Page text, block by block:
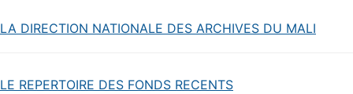
LA DIRECTION NATIONALE DES ARCHIVES DU MALI
LE REPERTOIRE DES FONDS RECENTS